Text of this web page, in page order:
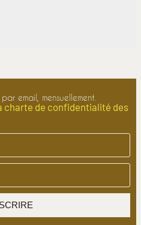
email, mensuellement.
charte de confidentialité des